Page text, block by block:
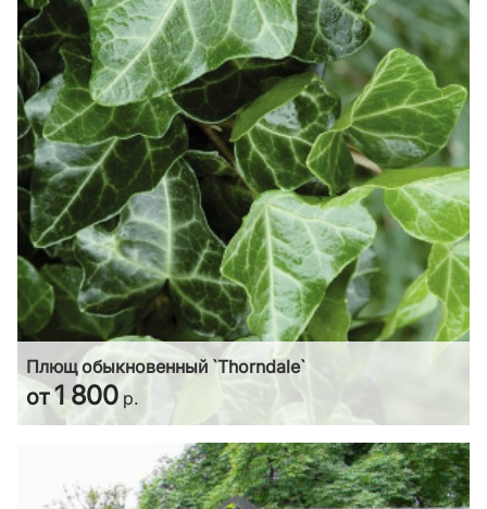
Плющ обыкновенный `Thorndale`
от1 800 р.